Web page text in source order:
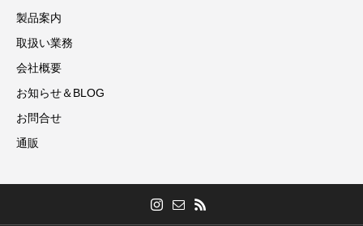
製品案内
取扱い業務
会社概要
お知らせ＆BLOG
お問合せ
通販